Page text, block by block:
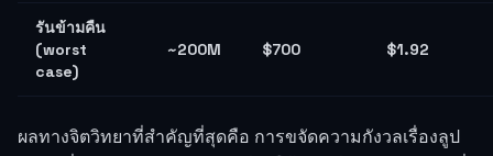
รันข้ามคืน
(worst
case)
~200M $700 $1.92
ผลทางจิตวิทยาที่สำคัญที่สุดคือ การขจัดความกังวลเรื่องลูป